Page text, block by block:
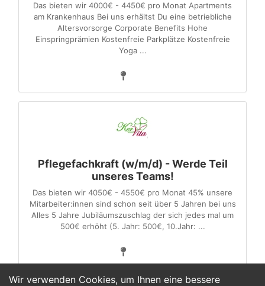
Wir verwenden Cookies, um Ihnen eine bessere
Das bieten wir 4000€ - 4450€ pro Monat Apartments
am Krankenhaus Bei uns erhältst Du eine betriebliche
Altersvorsorge Corporate Benefits Hohe
Einspringprämien Kostenfreie Parkplätze Kostenfreie
Yoga ...
Pflegefachkraft (w/m/d) - Werde Teil
unseres Teams!
Das bieten wir 4050€ - 4550€ pro Monat 45% unsere
Mitarbeiter:innen sind schon seit über 5 Jahren bei uns
Alles 5 Jahre Jubiläumszuschlag der sich jedes mal um
500€ erhöht (5. Jahr: 500€, 10.Jahr: ...